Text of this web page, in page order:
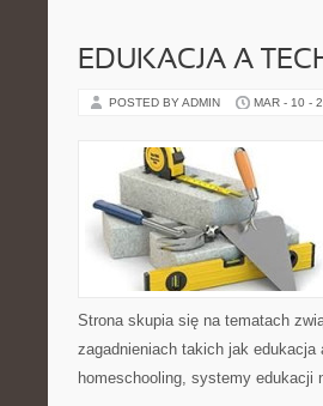
EDUKACJA A
POSTED BY ADMIN MAR - 10 -
Strona skupia się na tematach
zagadnieniach takich jak
homeschooling, systemy edukacji